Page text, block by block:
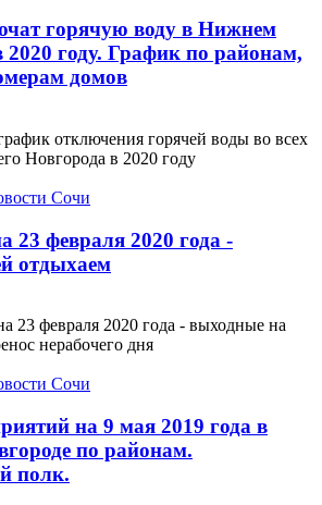
горячую воду в Нижнем
2020 году. График по районам,
домов
отключения горячей воды во всех
Новгорода в 2020 году
23 февраля 2020 года -
отдыхаем
23 февраля 2020 года - выходные на
нерабочего дня
на 9 мая 2019 года в
по районам.
полк.